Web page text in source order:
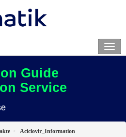
Guide
Service
Aciclovir_Information